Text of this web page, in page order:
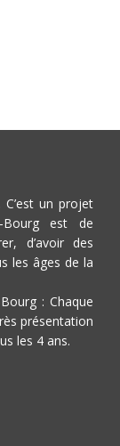
un projet
Bourg est de
d’avoir des
les âges de la
: Chaque
présentation
les 4 ans.